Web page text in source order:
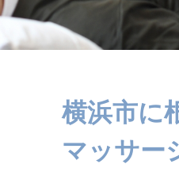
横浜市に
マッサー